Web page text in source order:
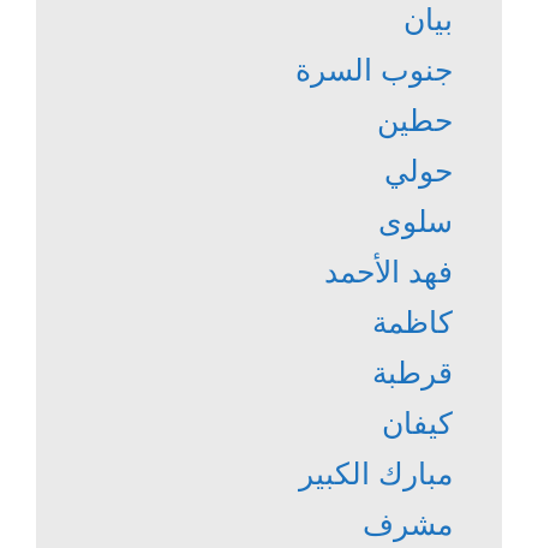
بيان
جنوب السرة
حطين
حولي
سلوى
فهد الأحمد
كاظمة
قرطبة
كيفان
مبارك الكبير
مشرف